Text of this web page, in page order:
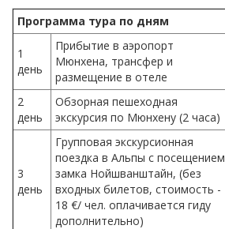
Программа тура по дням
1
день
Прибытие в аэропорт
Мюнхена, трансфер и
размещение в отеле
2
день
Обзорная пешеходная
экскурсия по Мюнхену (2 часа)
3
день
Групповая экскурсионная
поездка в Альпы с посещением
замка Нойшванштайн, (без
входных билетов, стоимость -
18 €/ чел. оплачивается гиду
дополнительно)